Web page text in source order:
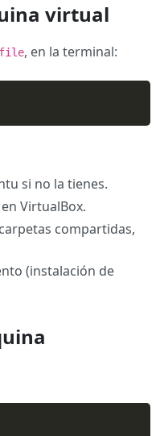
virtual
, en la terminal:
si no la tienes.
VirtualBox.
compartidas,
(instalación de